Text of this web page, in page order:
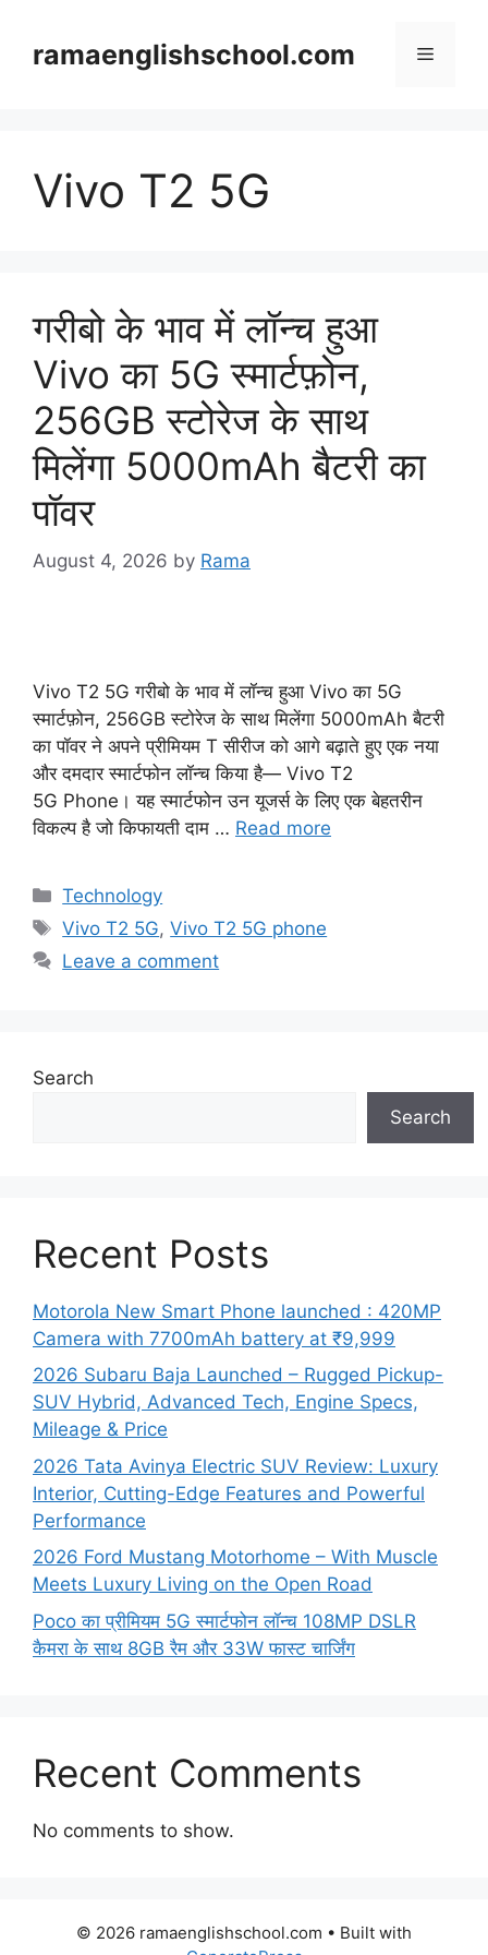
contentramaenglishschool.com Menu
Vivo T2 5G
गरीबो के भाव में लॉन्च हुआ
Vivo का 5G स्मार्टफ़ोन,
256GB स्टोरेज के साथ
मिलेंगा 5000mAh बैटरी का
पॉवर
August 4, 2026 by Rama
Vivo T2 5G गरीबो के भाव में लॉन्च हुआ Vivo का 5G
स्मार्टफ़ोन, 256GB स्टोरेज के साथ मिलेंगा 5000mAh बैटरी
का पॉवर ने अपने प्रीमियम T सीरीज को आगे बढ़ाते हुए एक नया
और दमदार स्मार्टफोन लॉन्च किया है— Vivo T2
5G Phone। यह स्मार्टफोन उन यूजर्स के लिए एक बेहतरीन
विकल्प है जो किफायती दाम … Read more
Categories
Technology
Tags
Vivo T2 5G,Vivo T2 5G phone
Leave a comment
Search
Search
Recent Posts
Motorola New Smart Phone launched : 420MP
Camera with 7700mAh battery at ₹9,999
2026 Subaru Baja Launched – Rugged Pickup-
SUV Hybrid, Advanced Tech, Engine Specs,
Mileage & Price
2026 Tata Avinya Electric SUV Review: Luxury
Interior, Cutting-Edge Features and Powerful
Performance
2026 Ford Mustang Motorhome – With Muscle
Meets Luxury Living on the Open Road
Poco का प्रीमियम 5G स्मार्टफोन लॉन्च 108MP DSLR
कैमरा के साथ 8GB रैम और 33W फास्ट चार्जिंग
Recent Comments
No comments to show.
© 2026 ramaenglishschool.com • Built with